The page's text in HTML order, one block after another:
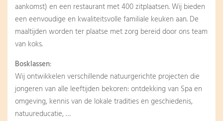
aankomst) en een restaurant met 400 zitplaatsen. Wij bieden
een eenvoudige en kwaliteitsvolle familiale keuken aan. De
maaltijden worden ter plaatse met zorg bereid door ons team
van koks.
Bosklassen:
Wij ontwikkelen verschillende natuurgerichte projecten die
jongeren van alle leeftijden bekoren: ontdekking van Spa en
omgeving, kennis van de lokale tradities en geschiedenis,
natuureducatie, …